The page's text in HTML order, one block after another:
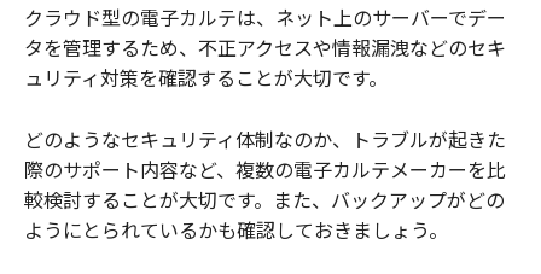
クラウド型の電子カルテは、ネット上のサーバーでデー
タを管理するため、不正アクセスや情報漏洩などのセキ
ュリティ対策を確認することが大切です。
どのようなセキュリティ体制なのか、トラブルが起きた
際のサポート内容など、複数の電子カルテメーカーを比
較検討することが大切です。また、バックアップがどの
ようにとられているかも確認しておきましょう。